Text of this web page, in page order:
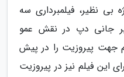
بی نظیر، فیلمبرداری سه
جانی دپ در نقش عمو
جهت پیروزیت را در پیش
این فیلم نیز در پیروزیت